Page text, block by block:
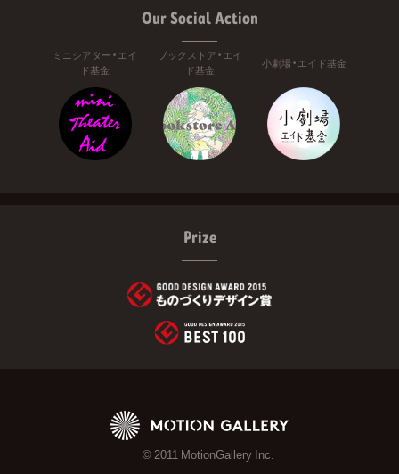
Our Social Action
ミニシアター・エイ
ド基金
ブックストア・エイ
ド基金
小劇場・エイド基金
Prize
© 2011 MotionGallery Inc.